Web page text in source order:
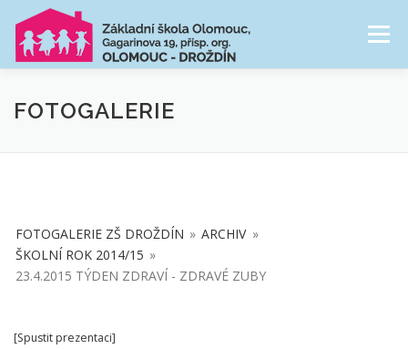
Přeskočit
obsah
Menu
NAŠE ŠKOLA ŠKOLNÍ DRUŽINA
PRO RODIČE
FOTOGALERIE
FOTOGALERIE ZŠ DROŽDÍN » ARCHIV »
ŠKOLNÍ ROK 2014/15 »
23.4.2015 TÝDEN ZDRAVÍ - ZDRAVÉ ZUBY
[Spustit prezentaci]